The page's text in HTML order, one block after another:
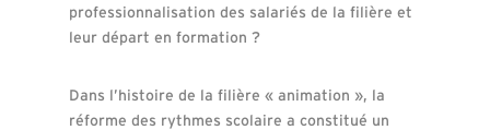
professionnalisation des salariés de la filière et
leur départ en formation ?
Dans l’histoire de la filière « animation », la
réforme des rythmes scolaire a constitué un